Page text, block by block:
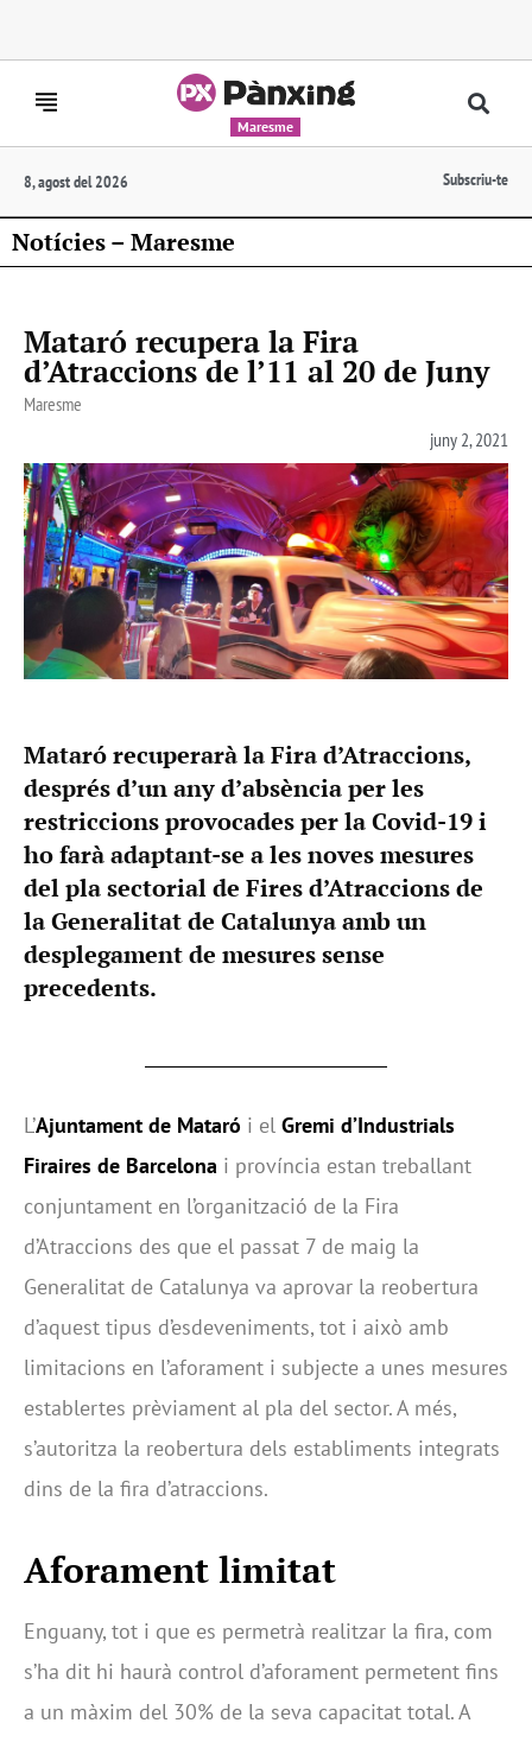
Maresme
8, agost del 2026 Subscriu-te
Notícies – Maresme
Mataró recupera la Fira
d’Atraccions de l’11 al 20 de Juny
Maresme
juny 2, 2021
Mataró recuperarà la Fira d’Atraccions,
després d’un any d’absència per les
restriccions provocades per la Covid-19 i
ho farà adaptant-se a les noves mesures
del pla sectorial de Fires d’Atraccions de
la Generalitat de Catalunya amb un
desplegament de mesures sense
precedents.
L’Ajuntament de Mataró i el Gremi d’Industrials
Firaires de Barcelona i província estan treballant
conjuntament en l’organització de la Fira
d’Atraccions des que el passat 7 de maig la
Generalitat de Catalunya va aprovar la reobertura
d’aquest tipus d’esdeveniments, tot i això amb
limitacions en l’aforament i subjecte a unes mesures
establertes prèviament al pla del sector. A més,
s’autoritza la reobertura dels establiments integrats
dins de la fira d’atraccions.
Aforament limitat
Enguany, tot i que es permetrà realitzar la fira, com
s’ha dit hi haurà control d’aforament permetent fins
a un màxim del 30% de la seva capacitat total. A